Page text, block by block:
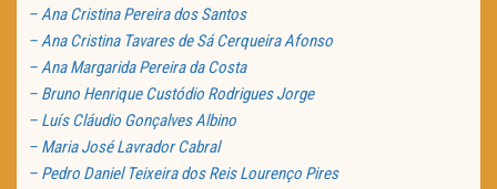
– Ana Cristina Pereira dos Santos
– Ana Cristina Tavares de Sá Cerqueira Afonso
– Ana Margarida Pereira da Costa
– Bruno Henrique Custódio Rodrigues Jorge
– Luís Cláudio Gonçalves Albino
– Maria José Lavrador Cabral
– Pedro Daniel Teixeira dos Reis Lourenço Pires